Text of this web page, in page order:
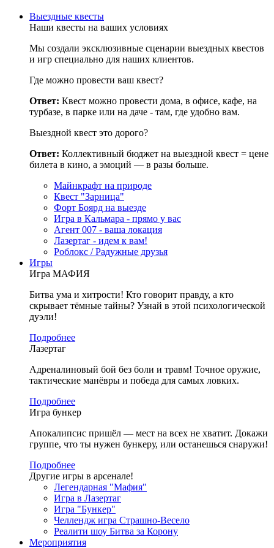
Выездные квесты
Наши квесты на ваших условиях
Мы создали эксклюзивные сценарии выездных квестов
и игр специально для наших клиентов.
Где можно провести ваш квест?
Ответ: Квест можно провести дома, в офисе, кафе, на
турбазе, в парке или на даче - там, где удобно вам.
Выездной квест это дорого?
Ответ: Коллективный бюджет на выездной квест = цене
билета в кино, а эмоций — в разы больше.
Майнкрафт на природе
Квест "Зарница"
Форт Боярд на выезде
Игра в Кальмара - прямо у вас
Агент 007 - ваша локация
Лазертаг - идем к вам!
Роблокс / Радужные друзья
Игры
Игра МАФИЯ
Битва ума и хитрости! Кто говорит правду, а кто
скрывает тёмные тайны? Узнай в этой психологической
дуэли!
Подробнее
Лазертаг
Адреналиновый бой без боли и травм! Точное оружие,
тактические манёвры и победа для самых ловких.
Подробнее
Игра бункер
Апокалипсис пришёл — мест на всех не хватит. Докажи
группе, что ты нужен бункеру, или останешься снаружи!
Подробнее
Другие игры в арсенале!
Легендарная "Мафия"
Игра в Лазертаг
Игра "Бункер"
Челлендж игра Страшно-Весело
Реалити шоу Битва за Корону
Мероприятия